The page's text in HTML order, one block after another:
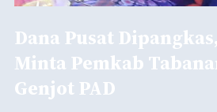
Dana Pusat
Minta Pemkab
Genjot PAD